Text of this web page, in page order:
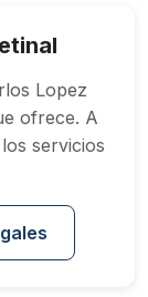
Lopez
ofrece. A
servicios